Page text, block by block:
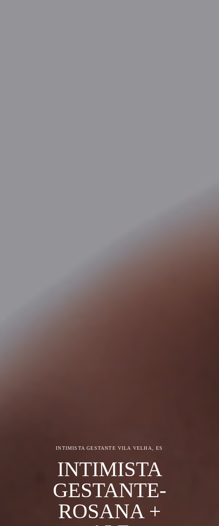
INTIMISTA GESTANTE VILA VELHA, ES
INTIMISTA
GESTANTE-
ROSANA +